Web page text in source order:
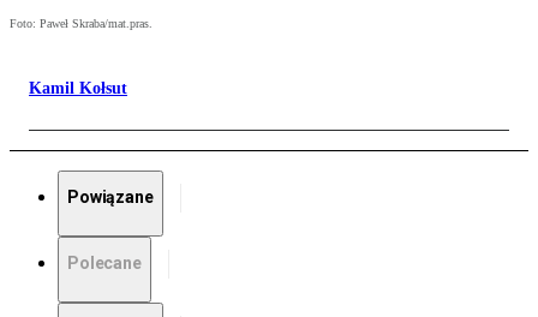
Foto: Paweł Skraba/mat.pras.
Kamil Kołsut
Powiązane
Polecane